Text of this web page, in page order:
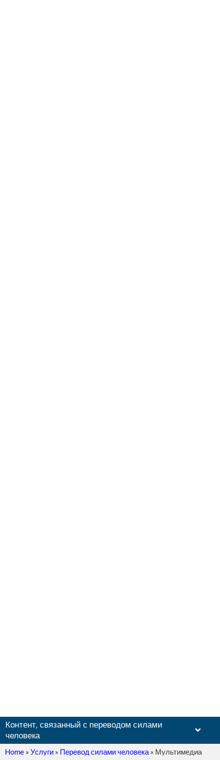
Контент, связанный с переводом силами
человека
Home » Услуги » Перевод силами человека » Мультимедиа